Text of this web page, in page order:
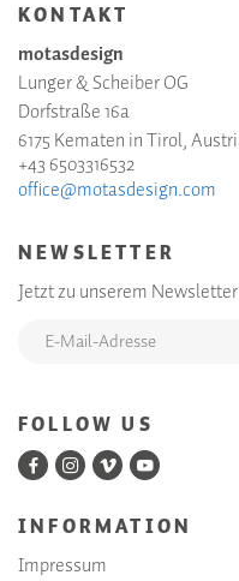
KONTAKT
motasdesign
Lunger & Scheiber OG
Dorfstraße 16a
6175 Kematen in Tirol,
+43 6503316532
office@motasdesign.com
NEWSLETTER
Jetzt zu unserem
FOLLOW US
INFORMATION
Impressum